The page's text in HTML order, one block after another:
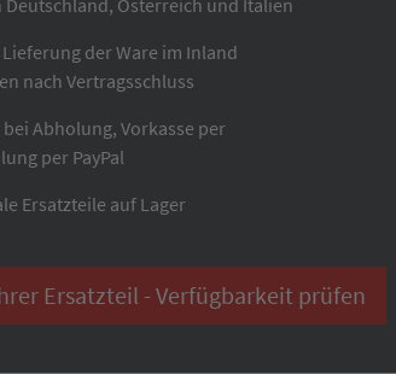
Österreich und Italien
der Ware im Inland
nach Vertragsschluss
Abholung, Vorkasse per
per PayPal
Ersatzteile auf Lager
Ersatzteil - Verfügbarkeit prüfen